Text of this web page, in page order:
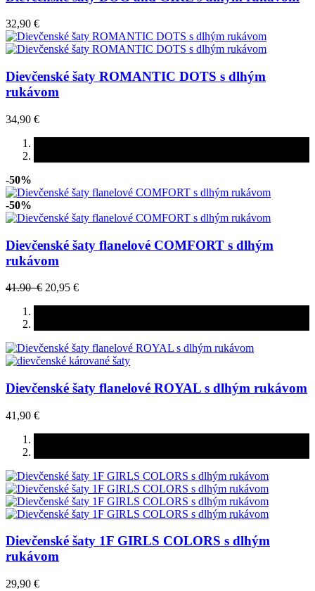
32,90 €
Dievčenské šaty ROMANTIC DOTS s dlhým
rukávom
34,90 €
-50%
-50%
Dievčenské šaty flanelové COMFORT s dlhým
rukávom
41.90 € 20,95 €
Dievčenské šaty flanelové ROYAL s dlhým rukávom
41,90 €
Dievčenské šaty 1F GIRLS COLORS s dlhým
rukávom
29,90 €